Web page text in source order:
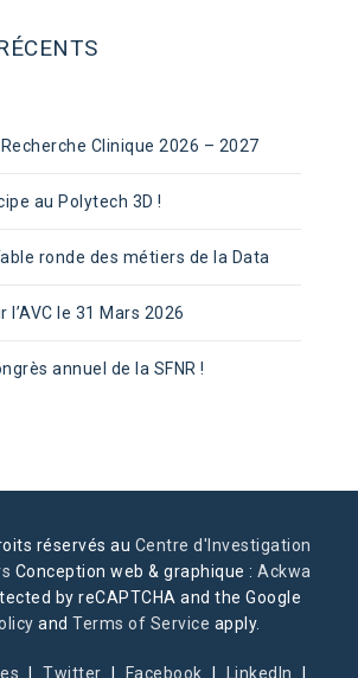
Clinique 2026 – 2027
au Polytech 3D !
ronde des métiers de la Data
l’AVC le 31 Mars 2026
annuel de la SFNR !
réservés au Centre d'Investigation
Conception web & graphique :Ackwa
by reCAPTCHA and the Google
andTerms of Service apply.
Twitter Facebook LinkedIn